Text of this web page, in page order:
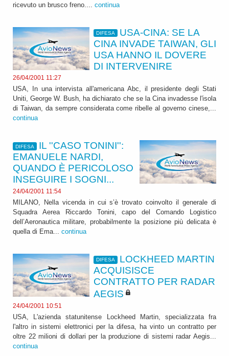
ricevuto un brusco freno.... continua
DIFESA
USA-CINA: SE LA
CINA INVADE TAIWAN, GLI
USA HANNO IL DOVERE
DI INTERVENIRE
26/04/2001 11:27
USA, In una intervista all'americana Abc, il presidente degli Stati
Uniti, George W. Bush, ha dichiarato che se la Cina invadesse l'isola
di Taiwan, da sempre considerata come ribelle al governo cinese,...
continua
DIFESA
IL ''CASO TONINI'':
EMANUELE NARDI,
QUANDO È PERICOLOSO
INSEGUIRE I SOGNI...
24/04/2001 11:54
MILANO, Nella vicenda in cui s’è trovato coinvolto il generale di
Squadra Aerea Riccardo Tonini, capo del Comando Logistico
dell’Aeronautica militare, probabilmente la posizione più delicata è
quella di Ema... continua
DIFESA
LOCKHEED MARTIN
ACQUISISCE
CONTRATTO PER RADAR
AEGIS
24/04/2001 10:51
USA, L'azienda statunitense Lockheed Martin, specializzata fra
l'altro in sistemi elettronici per la difesa, ha vinto un contratto per
oltre 22 milioni di dollari per la produzione di sistemi radar Aegis...
continua